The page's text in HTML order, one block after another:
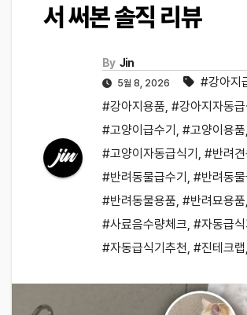
서 써본 솔직 리뷰
By Jin
5월 8, 2026 #강아지
#강아지용품, #강아지자동급
#고양이급수기 , #고양이용품,
#고양이자동급식기 , #반려
#반려동물급수기 , #반려동
#반려동물용품, #반려묘용품,
#사료음수량체크, #자동급식
#자동급식기추천, #진테크랩,